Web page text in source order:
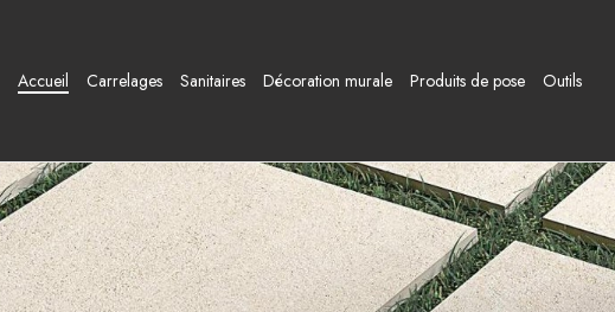
Accueil Carrelages Sanitaires Décoration murale Produits de pose Outils